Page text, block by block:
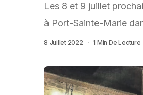
Les 8 et 9 juillet
à Port-Sainte-Marie
8 Juillet 2022 1 Min De Lecture